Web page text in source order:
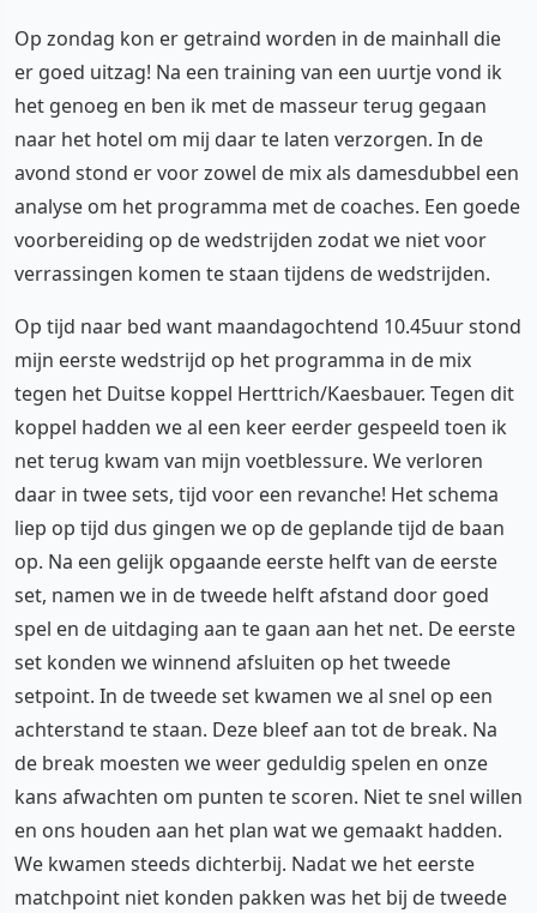
Op zondag kon er getraind worden in de mainhall die
er goed uitzag! Na een training van een uurtje vond ik
het genoeg en ben ik met de masseur terug gegaan
naar het hotel om mij daar te laten verzorgen. In de
avond stond er voor zowel de mix als damesdubbel een
analyse om het programma met de coaches. Een goede
voorbereiding op de wedstrijden zodat we niet voor
verrassingen komen te staan tijdens de wedstrijden.
Op tijd naar bed want maandagochtend 10.45uur stond
mijn eerste wedstrijd op het programma in de mix
tegen het Duitse koppel Herttrich/Kaesbauer. Tegen dit
koppel hadden we al een keer eerder gespeeld toen ik
net terug kwam van mijn voetblessure. We verloren
daar in twee sets, tijd voor een revanche! Het schema
liep op tijd dus gingen we op de geplande tijd de baan
op. Na een gelijk opgaande eerste helft van de eerste
set, namen we in de tweede helft afstand door goed
spel en de uitdaging aan te gaan aan het net. De eerste
set konden we winnend afsluiten op het tweede
setpoint. In de tweede set kwamen we al snel op een
achterstand te staan. Deze bleef aan tot de break. Na
de break moesten we weer geduldig spelen en onze
kans afwachten om punten te scoren. Niet te snel willen
en ons houden aan het plan wat we gemaakt hadden.
We kwamen steeds dichterbij. Nadat we het eerste
matchpoint niet konden pakken was het bij de tweede